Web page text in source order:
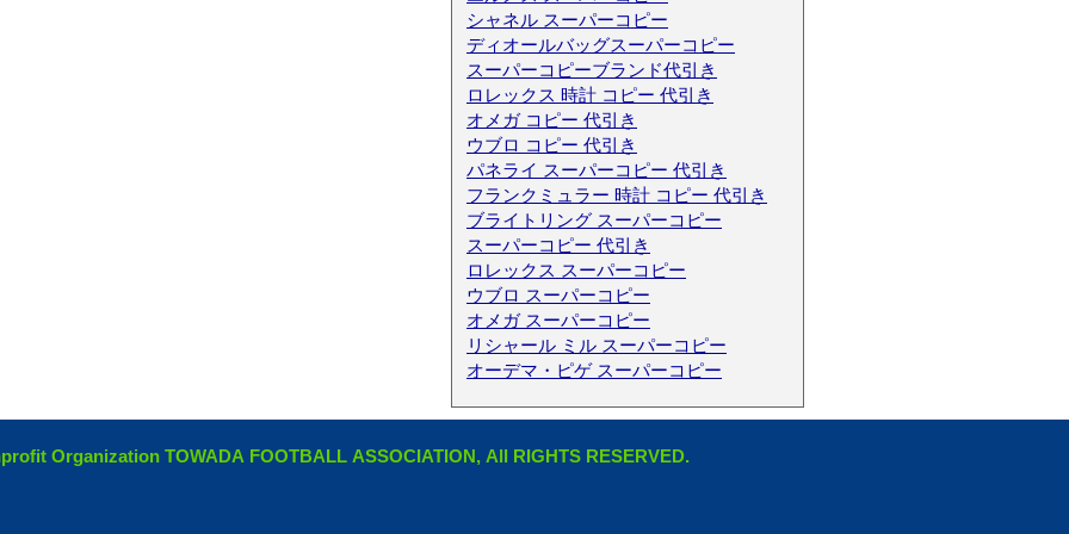
シャネル スーパーコピー
ディオールバッグスーパーコピー
スーパーコピーブランド代引き
ロレックス 時計 コピー 代引き
オメガ コピー 代引き
ウブロ コピー 代引き
パネライ スーパーコピー 代引き
フランクミュラー 時計 コピー 代引き
ブライトリング スーパーコピー
スーパーコピー 代引き
ロレックス スーパーコピー
ウブロ スーパーコピー
オメガ スーパーコピー
リシャール ミル スーパーコピー
オーデマ・ピゲ スーパーコピー
Organization TOWADA FOOTBALL ASSOCIATION, All RIGHTS RESERVED.